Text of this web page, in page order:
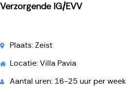
Verzorgende IG/EVV
Plaats: Zeist
Locatie: Villa Pavia
Aantal uren: 16-25 uur per week